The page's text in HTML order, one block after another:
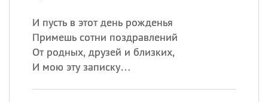
И пусть в этот день рожденья
Примешь сотни поздравлений
От родных, друзей и близких,
И мою эту записку…